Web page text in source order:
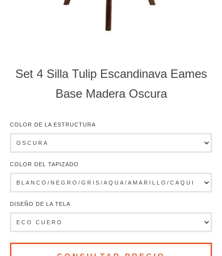
Set 4 Silla Tulip Escandinava Eames
Base Madera Oscura
COLOR DE LA ESTRUCTURA
COLOR DEL TAPIZADO
DISEÑO DE LA TELA